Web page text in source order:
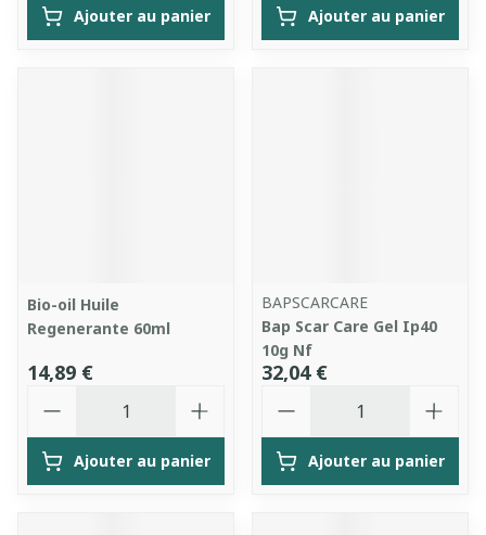
Ajouter au panier Ajouter au panier
Bio-oil Huile
Regenerante 60ml
14,89 €
Ajouter au panier
BAPSCARCARE
Bap Scar Care Gel Ip40
10g Nf
32,04 €
Ajouter au panier